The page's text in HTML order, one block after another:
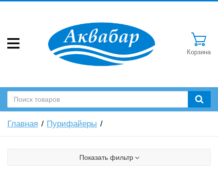
Корзина
Главная Пурифайеры
Показать фильтр